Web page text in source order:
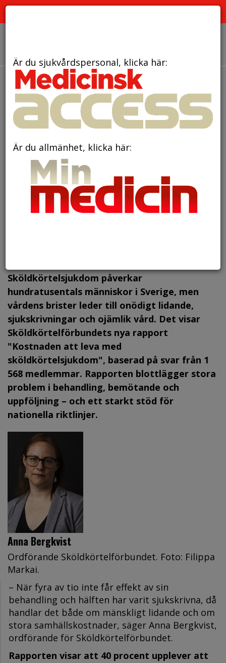
den 29 januari 2026
Ny rapport: Kostnaden
att leva med
sköldkörtelsjukdom
Sköldkörtelsjukdom påverkar
hundratusentals människor i Sverige, men
vårdens brister leder till onödigt lidande,
sjukskrivningar och ojämlik vård. Det visar
Sköldkörtelförbundets nya rapport
"Kostnaden att leva med
sköldkörtelsjukdom", baserad på svar från 1
568 medlemmar. Rapporten blottlägger stora
problem i behandling, bemötande och
uppföljning – och ett starkt stöd för
nationella riktlinjer.
Anna Bergkvist
Ordförande Sköldkörtelförbundet. Foto: Filippa
Markai.
– När fyra av tio inte får effekt av sin
behandling och hälften har varit sjukskrivna, då
handlar det både om mänskligt lidande och om
stora samhällskostnader, säger Anna Bergkvist,
ordförande för Sköldkörtelförbundet.
Rapporten visar att 40 procent upplever att
Är du sjukvårdspersonal, klicka här:
Är du allmänhet, klicka här: